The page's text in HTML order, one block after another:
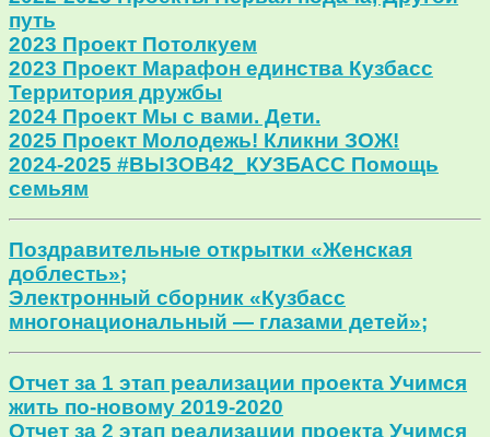
путь
2023 Проект Потолкуем
2023 Проект Марафон единства Кузбасс
Территория дружбы
2024 Проект Мы с вами. Дети.
2025 Проект Молодежь! Кликни ЗОЖ!
2024-2025 #ВЫЗОВ42_КУЗБАСС Помощь
семьям
Поздравительные открытки «Женская
доблесть»;
Электронный сборник «Кузбасс
многонациональный — глазами детей»;
Отчет за 1 этап реализации проекта Учимся
жить по-новому 2019-2020
Отчет за 2 этап реализации проекта Учимся